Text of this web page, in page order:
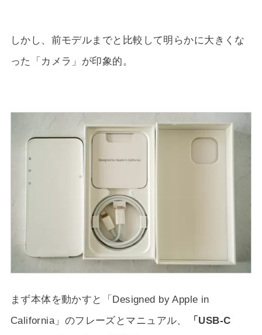
しかし、前モデルまでと比較して明らかに大きくな
った「カメラ」が印象的。
まず本体を動かすと「Designed by Apple in
California」のフレーズとマニュアル、
「USB-C